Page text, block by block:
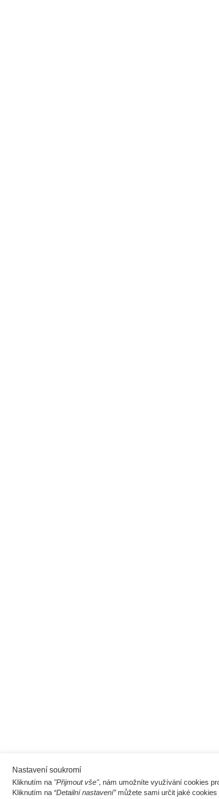
Nastavení soukromí
Kliknutím na "Přijmout vše", nám umožníte využívání cookies
Kliknutím na “Detailní nastavení”můžete sami určit jaké